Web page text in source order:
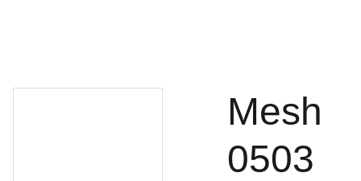
Mesh
0503